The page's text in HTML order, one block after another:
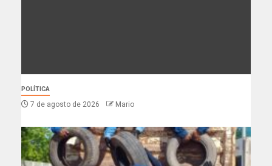
POLÍTICA
7 de agosto de 2026 Mario